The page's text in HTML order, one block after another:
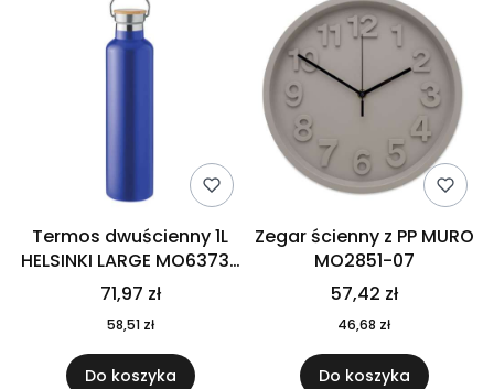
Termos dwuścienny 1L
HELSINKI LARGE MO6373-
04
71,97 zł
58,51 zł
Do koszyka
Zegar ścienny z PP MURO
MO2851-07
57,42 zł
46,68 zł
Do koszyka